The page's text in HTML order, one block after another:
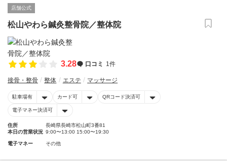
店舗公式
松山やわら鍼灸整骨院／整体院
3.28 口コミ 1件
接骨・整骨 整体 エステ マッサージ
駐車場有 カード可 QRコード決済可
電子マネー決済可
住所
長崎県長崎市松山町3番81
本日の営業状況 9:00〜13:00 15:00〜19:30
電子マネー その他